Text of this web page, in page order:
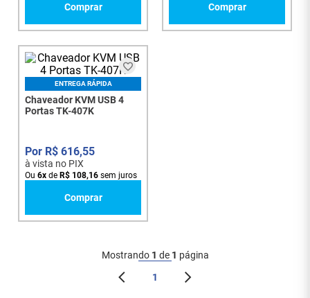
Comprar Comprar
ENTREGA RÁPIDA
Chaveador KVM USB 4
Portas TK-407K
R$ 616,55
à vista no PIX
Ou 6x de R$ 108,16 sem juros
Comprar
Mostrando 1 de 1 página
1